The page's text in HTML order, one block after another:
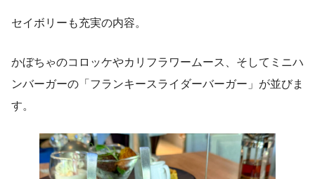
セイボリーも充実の内容。
かぼちゃのコロッケやカリフラワームース、そしてミニハ
ンバーガーの「フランキースライダーバーガー」が並びま
す。